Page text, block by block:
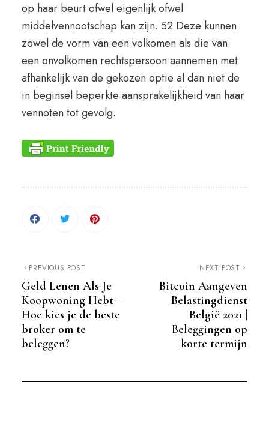
op haar beurt ofwel eigenlijk ofwel
middelvennootschap kan zijn. 52 Deze kunnen
zowel de vorm van een volkomen als die van
een onvolkomen rechtspersoon aannemen met
afhankelijk van de gekozen optie al dan niet de
in beginsel beperkte aansprakelijkheid van haar
vennoten tot gevolg.
PREVIOUS POST
Geld Lenen Als Je
Koopwoning Hebt –
Hoe kies je de beste
broker om te
beleggen?
NEXT POST
Bitcoin Aangeven
Belastingdienst
België 2021 |
Beleggingen op
korte termijn